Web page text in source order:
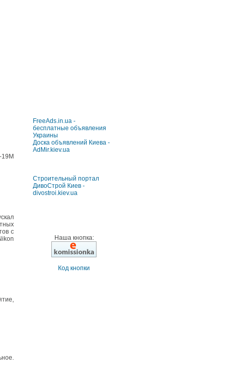
с
FreeAds.in.ua -
бесплатные объявления
Украины
Доска объявлений Киева -
AdMir.kiev.ua
Строительный портал
ДивоСтрой Киев -
divostroi.kiev.ua
Наша кнопка:
Код кнопки